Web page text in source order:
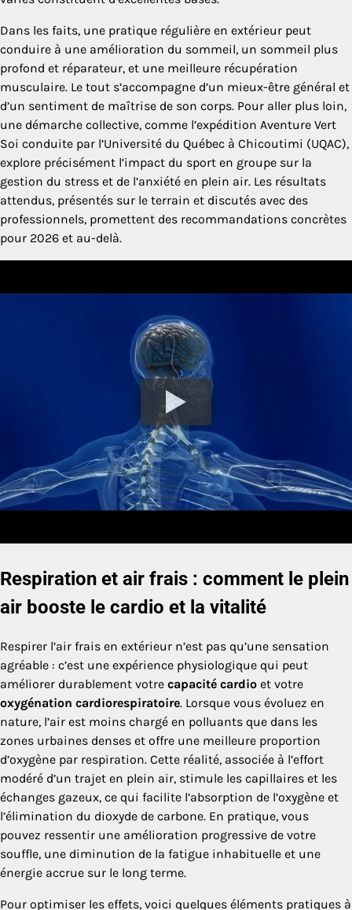
Dans les faits, une pratique régulière en extérieur peut
conduire à une amélioration du sommeil, un sommeil plus
profond et réparateur, et une meilleure récupération
musculaire. Le tout s’accompagne d’un mieux-être général et
d’un sentiment de maîtrise de son corps. Pour aller plus loin,
une démarche collective, comme l’expédition Aventure Vert
Soi conduite par l’Université du Québec à Chicoutimi (UQAC),
explore précisément l’impact du sport en groupe sur la
gestion du stress et de l’anxiété en plein air. Les résultats
attendus, présentés sur le terrain et discutés avec des
professionnels, promettent des recommandations concrètes
pour 2026 et au-delà.
Respiration et air frais : comment le plein
air booste le cardio et la vitalité
Respirer l’air frais en extérieur n’est pas qu’une sensation
agréable : c’est une expérience physiologique qui peut
améliorer durablement votre capacité cardio et votre
oxygénation cardiorespiratoire. Lorsque vous évoluez en
nature, l’air est moins chargé en polluants que dans les
zones urbaines denses et offre une meilleure proportion
d’oxygène par respiration. Cette réalité, associée à l’effort
modéré d’un trajet en plein air, stimule les capillaires et les
échanges gazeux, ce qui facilite l’absorption de l’oxygène et
l’élimination du dioxyde de carbone. En pratique, vous
pouvez ressentir une amélioration progressive de votre
souffle, une diminution de la fatigue inhabituelle et une
énergie accrue sur le long terme.
Pour optimiser les effets, voici quelques éléments pratiques à